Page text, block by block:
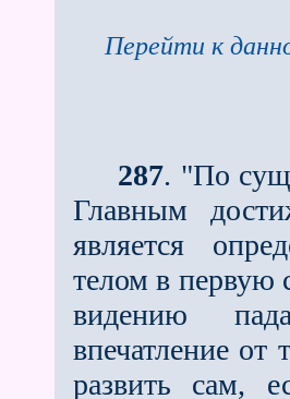
Перейти к
287. "По
Главным
является
телом в первую
видению
впечатление
развить сам,